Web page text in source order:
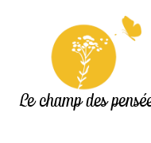
Le champ des